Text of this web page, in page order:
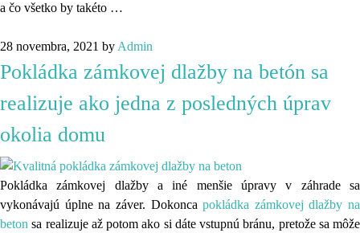
a čo všetko by takéto …
28 novembra, 2021 by Admin
Pokládka zámkovej dlažby na betón sa
realizuje ako jedna z posledných úprav
okolia domu
Pokládka zámkovej dlažby a iné menšie úpravy v záhrade sa
vykonávajú úplne na záver. Dokoncapokládka zámkovej dlažby na
beton sa realizuje až potom ako si dáte vstupnú bránu, pretože sa môže